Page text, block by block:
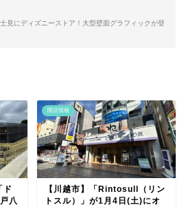
見にディズニーストア！大型壁面グラフィックが登
ド
八
開店情報
【川越市】「Rintosull（リン
トスル）」が1月4日(土)にオ